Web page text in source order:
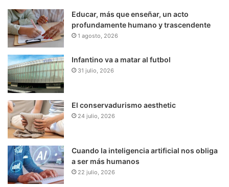
Educar, más que enseñar, un acto
profundamente humano y trascendente
1 agosto, 2026
Infantino va a matar al futbol
31 julio, 2026
El conservadurismo aesthetic
24 julio, 2026
Cuando la inteligencia artificial nos obliga
a ser más humanos
22 julio, 2026